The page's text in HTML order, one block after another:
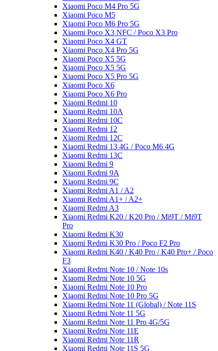
Xiaomi Poco M4 Pro 5G
Xiaomi Poco M5
Xiaomi Poco M6 Pro 5G
Xiaomi Poco X3 NFC / Poco X3 Pro
Xiaomi Poco X4 GT
Xiaomi Poco X4 Pro 5G
Xiaomi Poco X5 5G
Xiaomi Poco X5 5G
Xiaomi Poco X5 Pro 5G
Xiaomi Poco X6
Xiaomi Poco X6 Pro
Xiaomi Redmi 10
Xiaomi Redmi 10A
Xiaomi Redmi 10C
Xiaomi Redmi 12
Xiaomi Redmi 12C
Xiaomi Redmi 13 4G / Poco M6 4G
Xiaomi Redmi 13C
Xiaomi Redmi 9
Xiaomi Redmi 9A
Xiaomi Redmi 9C
Xiaomi Redmi A1 / A2
Xiaomi Redmi A1+ / A2+
Xiaomi Redmi A3
Xiaomi Redmi K20 / K20 Pro / Mi9T / Mi9T
Pro
Xiaomi Redmi K30
Xiaomi Redmi K30 Pro / Poco F2 Pro
Xiaomi Redmi K40 / K40 Pro / K40 Pro+ / Poco
F3
Xiaomi Redmi Note 10 / Note 10s
Xiaomi Redmi Note 10 5G
Xiaomi Redmi Note 10 Pro
Xiaomi Redmi Note 10 Pro 5G
Xiaomi Redmi Note 11 (Global) / Note 11S
Xiaomi Redmi Note 11 5G
Xiaomi Redmi Note 11 Pro 4G/5G
Xiaomi Redmi Note 11E
Xiaomi Redmi Note 11R
Xiaomi Redmi Note 11S 5G